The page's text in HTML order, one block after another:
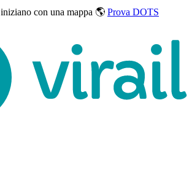
iniziano con una mappa 🌎 Prova DOTS